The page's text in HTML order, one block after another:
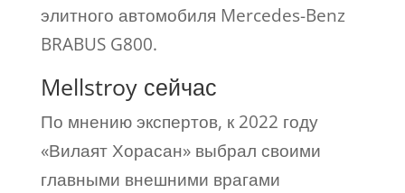
элитного автомобиля Mercedes-Benz
BRABUS G800.
Mellstroy сейчас
По мнению экспертов, к 2022 году
«Вилаят Хорасан» выбрал своими
главными внешними врагами